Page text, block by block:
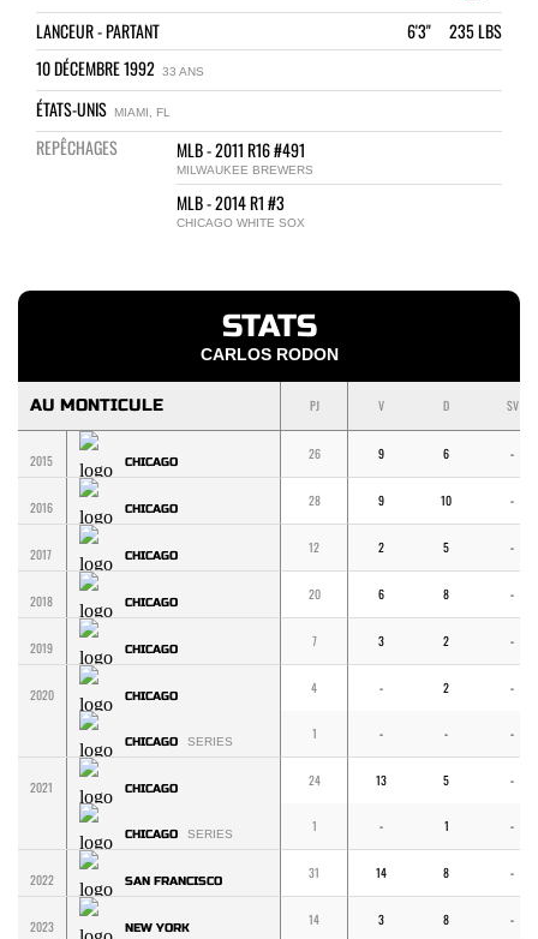
LANCEUR - PARTANT
6'3" 235 LBS
10 DÉCEMBRE 1992 33 ANS
ÉTATS-UNIS MIAMI, FL
REPÊCHAGES MLB - 2011 R16 #491
MILWAUKEE BREWERS
MLB - 2014 R1 #3
CHICAGO WHITE SOX
STATS
CARLOS RODON
AU MONTICULE PJ V D SV
2015 CHICAGO 26 9 6 -
2016 CHICAGO 28 9 10 -
2017 CHICAGO 12 2 5 -
2018 CHICAGO 20 6 8 -
2019 CHICAGO 7 3 2 -
2020 CHICAGO 4 - 2 -
CHICAGO SERIES 1 - - -
2021 CHICAGO 24 13 5 -
CHICAGO SERIES 1 - 1 -
2022 SAN FRANCISCO 31 14 8 -
2023 NEW YORK 14 3 8 -